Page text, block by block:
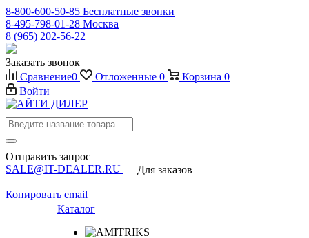
8-800-600-50-85 Бесплатные звонки
8-495-798-01-28 Москва
8 (965) 202-56-22
Заказать звонок
Сравнение0 Отложенные 0 Корзина 0
Войти
Отправить запрос
SALE@IT-DEALER.RU — Для заказов
Копировать email
Каталог